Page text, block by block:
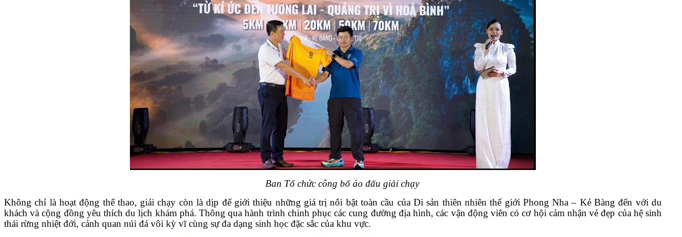
Ban Tổ chức công bố áo đấu giải chạy
Không chỉ là hoạt động thể thao, giải chạy còn là dịp để giới thiệu những giá trị nổi bật toàn cầu của Di sản thiên nhiên thế giới Phong Nha – Kẻ Bàng đến với du
khách và cộng đồng yêu thích du lịch khám phá. Thông qua hành trình chinh phục các cung đường địa hình, các vận động viên có cơ hội cảm nhận vẻ đẹp của hệ sinh
thái rừng nhiệt đới, cảnh quan núi đá vôi kỳ vĩ cùng sự đa dạng sinh học đặc sắc của khu vực.